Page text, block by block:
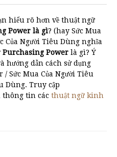
hiểu rõ hơn về thuật ngữ
Power là gì? (hay Sức Mua
Của Người Tiêu Dùng nghĩa
Power là gì? Ý
hướng dẫn cách sử dụng
Sức Mua Của Người Tiêu
Dùng. Truy cập
thông tin các thuật ngữ kinh